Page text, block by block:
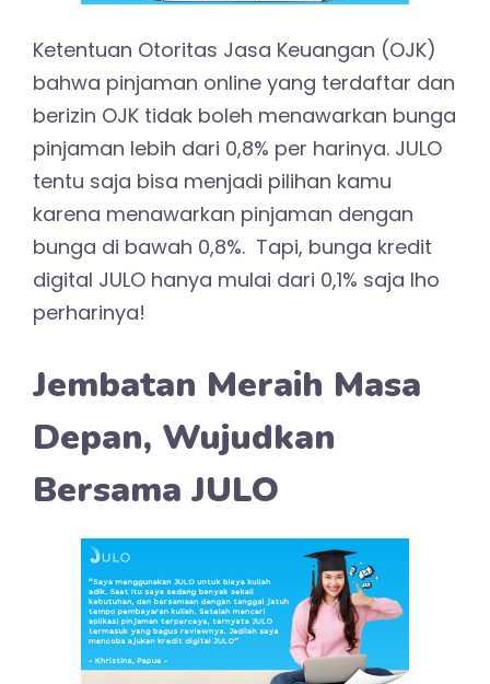
Ketentuan Otoritas Jasa Keuangan (OJK)
bahwa pinjaman online yang terdaftar dan
berizin OJK tidak boleh menawarkan bunga
pinjaman lebih dari 0,8% per harinya. JULO
tentu saja bisa menjadi pilihan kamu
karena menawarkan pinjaman dengan
bunga di bawah 0,8%. Tapi, bunga kredit
digital JULO hanya mulai dari 0,1% saja lho
perharinya!
Jembatan Meraih Masa
Depan, Wujudkan
Bersama JULO